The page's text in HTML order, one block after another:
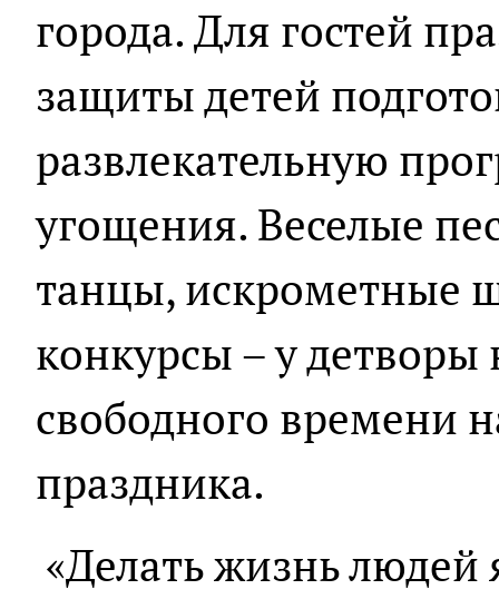
города. Для гостей
защиты детей
развлекательную
угощения. Веселые
танцы, искрометные
конкурсы – у
свободного времени
праздника.
«Делать жизнь